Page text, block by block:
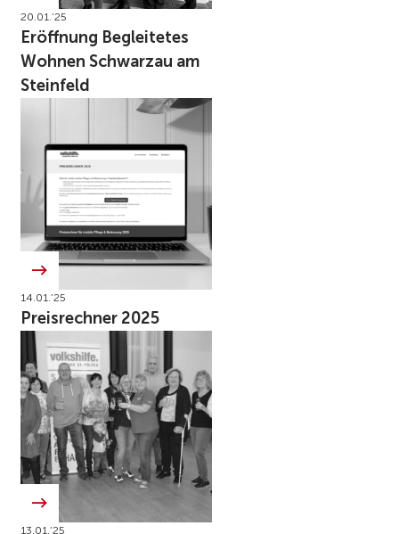
20.01.’25
Eröffnung Begleitetes
Wohnen Schwarzau am
Steinfeld
14.01.’25
Preisrechner 2025
13.01.’25